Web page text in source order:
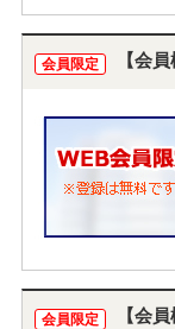
会員限定 【会
会員限定 【会